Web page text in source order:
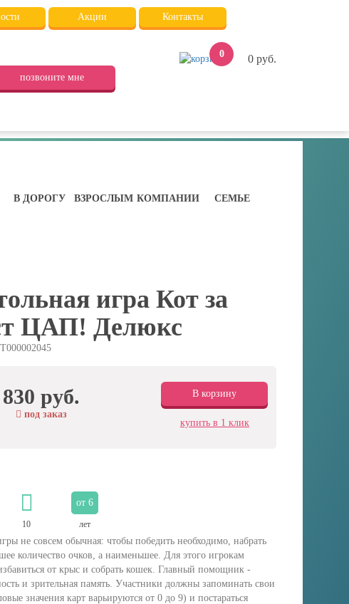
Акции Контакты
позвоните мне
0 0 руб.
В ДОРОГУ ВЗРОСЛЫМ КОМПАНИИ СЕМЬЕ
игра Кот за
ЦАП! Делюкс
830 руб.
под заказ
В корзину
купить в 1 клик
10
от 6
лет
не совсем обычная: чтобы победить необходимо, набрать
количество очков, а наименьшее. Для этого игрокам
от крыс и собрать кошек. Главный помощник -
и зрительная память. Участники должны запоминать свои
значения карт варьируются от 0 до 9) и постараться